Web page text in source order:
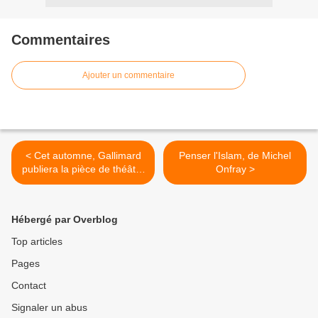
Commentaires
Ajouter un commentaire
< Cet automne, Gallimard
publiera la pièce de théâtre
"Harry Potter et l'enfant
Penser l'Islam, de Michel
Onfray >
Hébergé par Overblog
Top articles
Pages
Contact
Signaler un abus